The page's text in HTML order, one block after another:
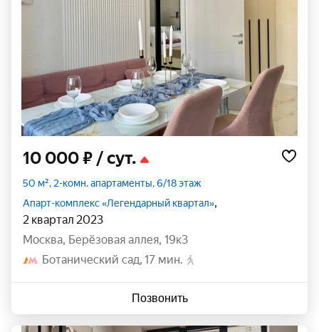
10 000 ₽ / сут.
50 м², 2-комн. апартаменты, 6/18 этаж
Апарт-комплекс «Легендарный квартал»,
2 квартал 2023
Москва, Берёзовая аллея, 19к3
Ботанический сад 17 мин.
Позвонить